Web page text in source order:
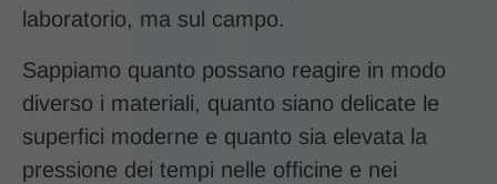
laboratorio, ma sul campo.
Sappiamo quanto possano reagire in modo
diverso i materiali, quanto siano delicate le
superfici moderne e quanto sia elevata la
pressione dei tempi nelle officine e nei